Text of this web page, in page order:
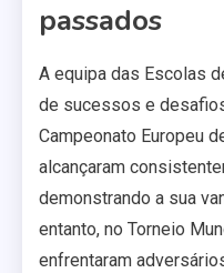
passados
A equipa das Escolas
de sucessos e
Campeonato Europeu
alcançaram
demonstrando a sua
entanto, no Torneio
enfrentaram